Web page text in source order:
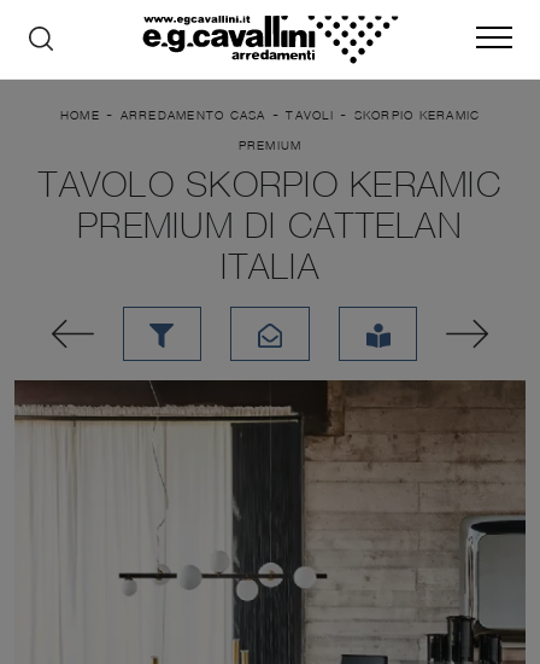
HOME - ARREDAMENTO CASA -TAVOLI - SKORPIO KERAMIC
PREMIUM
TAVOLO SKORPIO KERAMIC
PREMIUM DI CATTELAN
ITALIA